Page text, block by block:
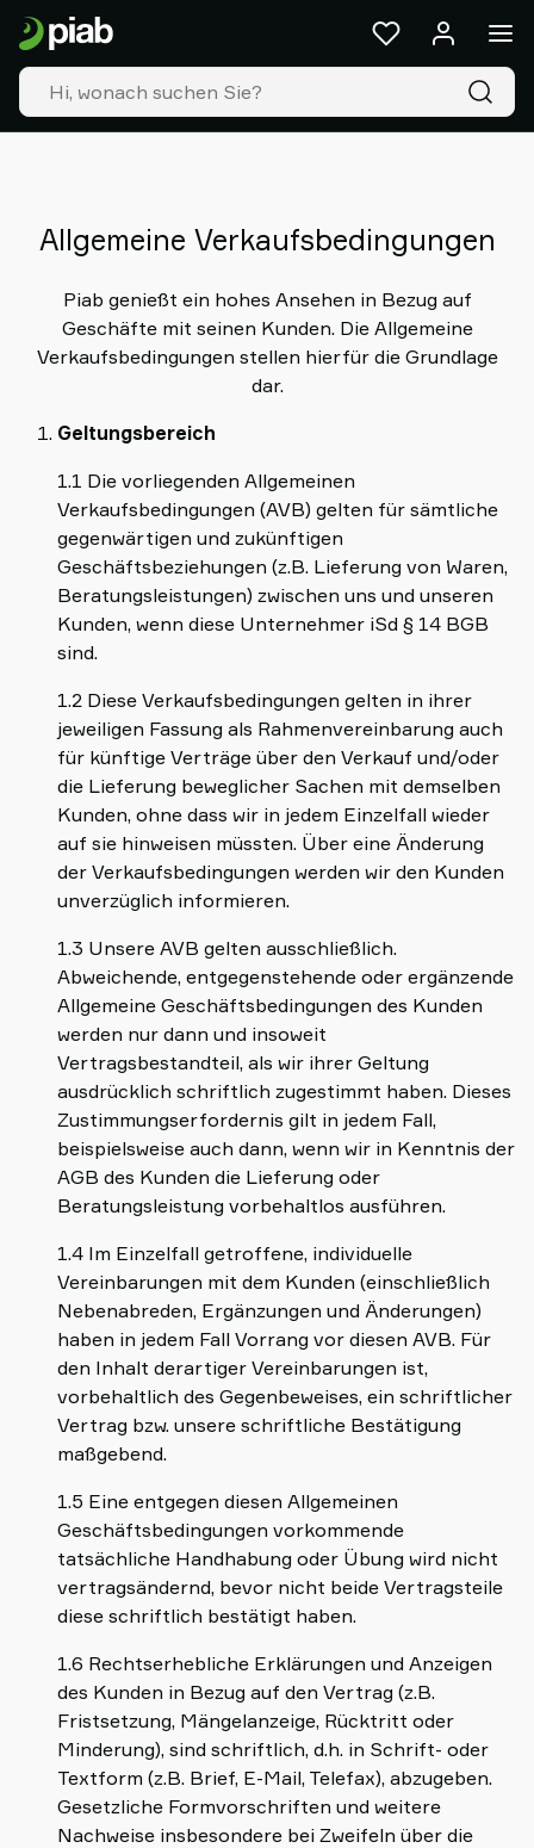
Allgemeine Verkaufsbedingungen
Piab genießt ein hohes Ansehen in Bezug auf
Geschäfte mit seinen Kunden. Die Allgemeine
Verkaufsbedingungen stellen hierfür die Grundlage
dar.
Geltungsbereich
1.1 Die vorliegenden Allgemeinen
Verkaufsbedingungen (AVB) gelten für sämtliche
gegenwärtigen und zukünftigen
Geschäftsbeziehungen (z.B. Lieferung von Waren,
Beratungsleistungen) zwischen uns und unseren
Kunden, wenn diese Unternehmer iSd § 14 BGB
sind.
1.2 Diese Verkaufsbedingungen gelten in ihrer
jeweiligen Fassung als Rahmenvereinbarung auch
für künftige Verträge über den Verkauf und/oder
die Lieferung beweglicher Sachen mit demselben
Kunden, ohne dass wir in jedem Einzelfall wieder
auf sie hinweisen müssten. Über eine Änderung
der Verkaufsbedingungen werden wir den Kunden
unverzüglich informieren.
1.3 Unsere AVB gelten ausschließlich.
Abweichende, entgegenstehende oder ergänzende
Allgemeine Geschäftsbedingungen des Kunden
werden nur dann und insoweit
Vertragsbestandteil, als wir ihrer Geltung
ausdrücklich schriftlich zugestimmt haben. Dieses
Zustimmungserfordernis gilt in jedem Fall,
beispielsweise auch dann, wenn wir in Kenntnis der
AGB des Kunden die Lieferung oder
Beratungsleistung vorbehaltlos ausführen.
1.4 Im Einzelfall getroffene, individuelle
Vereinbarungen mit dem Kunden (einschließlich
Nebenabreden, Ergänzungen und Änderungen)
haben in jedem Fall Vorrang vor diesen AVB. Für
den Inhalt derartiger Vereinbarungen ist,
vorbehaltlich des Gegenbeweises, ein schriftlicher
Vertrag bzw. unsere schriftliche Bestätigung
maßgebend.
1.5 Eine entgegen diesen Allgemeinen
Geschäftsbedingungen vorkommende
tatsächliche Handhabung oder Übung wird nicht
vertragsändernd, bevor nicht beide Vertragsteile
diese schriftlich bestätigt haben.
1.6 Rechtserhebliche Erklärungen und Anzeigen
des Kunden in Bezug auf den Vertrag (z.B.
Fristsetzung, Mängelanzeige, Rücktritt oder
Minderung), sind schriftlich, d.h. in Schrift- oder
Textform (z.B. Brief, E-Mail, Telefax), abzugeben.
Gesetzliche Formvorschriften und weitere
Nachweise insbesondere bei Zweifeln über die
Produkte
&
Lösungen
Industrien
Unsere
Über
Piab
Piab
Group
Kontakt
Netzwerk
shop